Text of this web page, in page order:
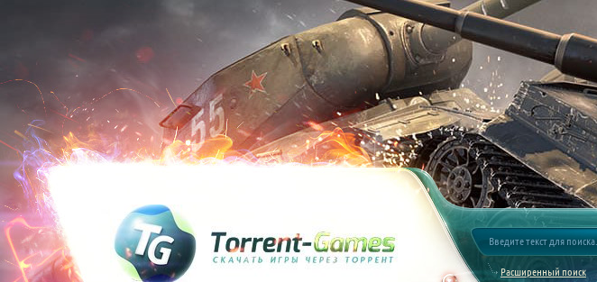
Расширенный поиск